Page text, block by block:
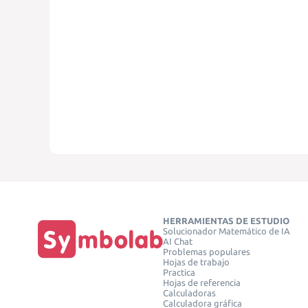
HERRAMIENTAS DE ESTUDIO
Solucionador Matemático de IA
AI Chat
Problemas populares
Hojas de trabajo
Practica
Hojas de referencia
Calculadoras
Calculadora gráfica